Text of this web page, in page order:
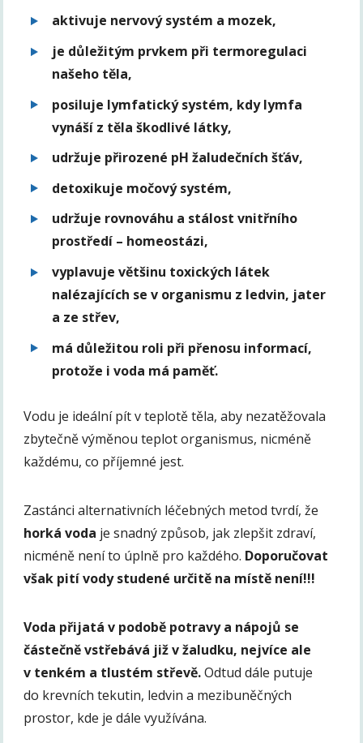
aktivuje nervový systém a mozek,
je důležitým prvkem při termoregulaci
našeho těla,
posiluje lymfatický systém, kdy lymfa
vynáší z těla škodlivé látky,
udržuje přirozené pH žaludečních šťáv,
detoxikuje močový systém,
udržuje rovnováhu a stálost vnitřního
prostředí – homeostázi,
vyplavuje většinu toxických látek
nalézajících se v organismu z ledvin, jater
a ze střev,
má důležitou roli při přenosu informací,
protože i voda má paměť.
Vodu je ideální pít v teplotě těla, aby nezatěžovala
zbytečně výměnou teplot organismus, nicméně
každému, co příjemné jest.
Zastánci alternativních léčebných metod tvrdí, že
horká voda je snadný způsob, jak zlepšit zdraví,
nicméně není to úplně pro každého. Doporučovat
však pití vody studené určitě na místě není!!!
Voda přijatá v podobě potravy a nápojů se
částečně vstřebává již v žaludku, nejvíce ale
v tenkém a tlustém střevě.Odtud dále putuje
do krevních tekutin, ledvin a mezibuněčných
prostor, kde je dále využívána.